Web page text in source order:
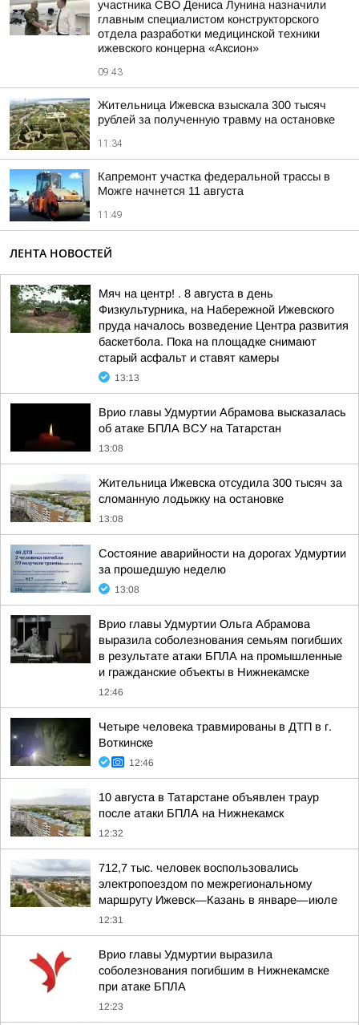
участника СВО Дениса Лунина назначили
главным специалистом конструкторского
отдела разработки медицинской техники
ижевского концерна «Аксион»
09:43
Жительница Ижевска взыскала 300 тысяч
рублей за полученную травму на остановке
11:34
Капремонт участка федеральной трассы в
Можге начнется 11 августа
11:49
ЛЕНТА НОВОСТЕЙ
Мяч на центр! . 8 августа в день
Физкультурника, на Набережной Ижевского
пруда началось возведение Центра развития
баскетбола. Пока на площадке снимают
старый асфальт и ставят камеры
13:13
Врио главы Удмуртии Абрамова высказалась
об атаке БПЛА ВСУ на Татарстан
13:08
Жительница Ижевска отсудила 300 тысяч за
сломанную лодыжку на остановке
13:08
Состояние аварийности на дорогах Удмуртии
за прошедшую неделю
13:08
Врио главы Удмуртии Ольга Абрамова
выразила соболезнования семьям погибших
в результате атаки БПЛА на промышленные
и гражданские объекты в Нижнекамске
12:46
Четыре человека травмированы в ДТП в г.
Воткинске
12:46
10 августа в Татарстане объявлен траур
после атаки БПЛА на Нижнекамск
12:32
712,7 тыс. человек воспользовались
электропоездом по межрегиональному
маршруту Ижевск—Казань в январе—июле
12:31
Врио главы Удмуртии выразила
соболезнования погибшим в Нижнекамске
при атаке БПЛА
12:23